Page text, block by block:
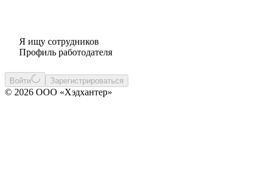
Я ищу сотрудников
Профиль работодателя
Войти Зарегистрироваться
© 2026 ООО «Хэдхантер»